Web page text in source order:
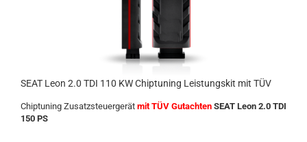
SEAT Leon 2.0 TDI 110 KW Chiptuning Leistungskit mit TÜV
Chiptuning Zusatzsteuergerät mit TÜV Gutachten SEAT Leon 2.0 TDI
150 PS